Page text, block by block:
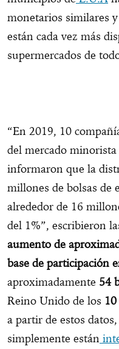
monetarios similares
están cada vez más
supermercados de
“En 2019, 10
del mercado
informaron que la
millones de bolsas de
alrededor de 16
del 1%”, escribieron
aumento de
base de participación
aproximadamente 54
Reino Unido de los
a partir de estos
simplemente están